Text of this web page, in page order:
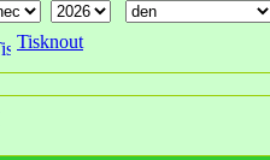
Tisknout